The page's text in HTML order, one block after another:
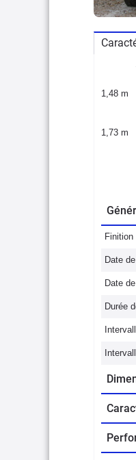
1,48 m
1,73 m
Finition
Date
Date
Durée